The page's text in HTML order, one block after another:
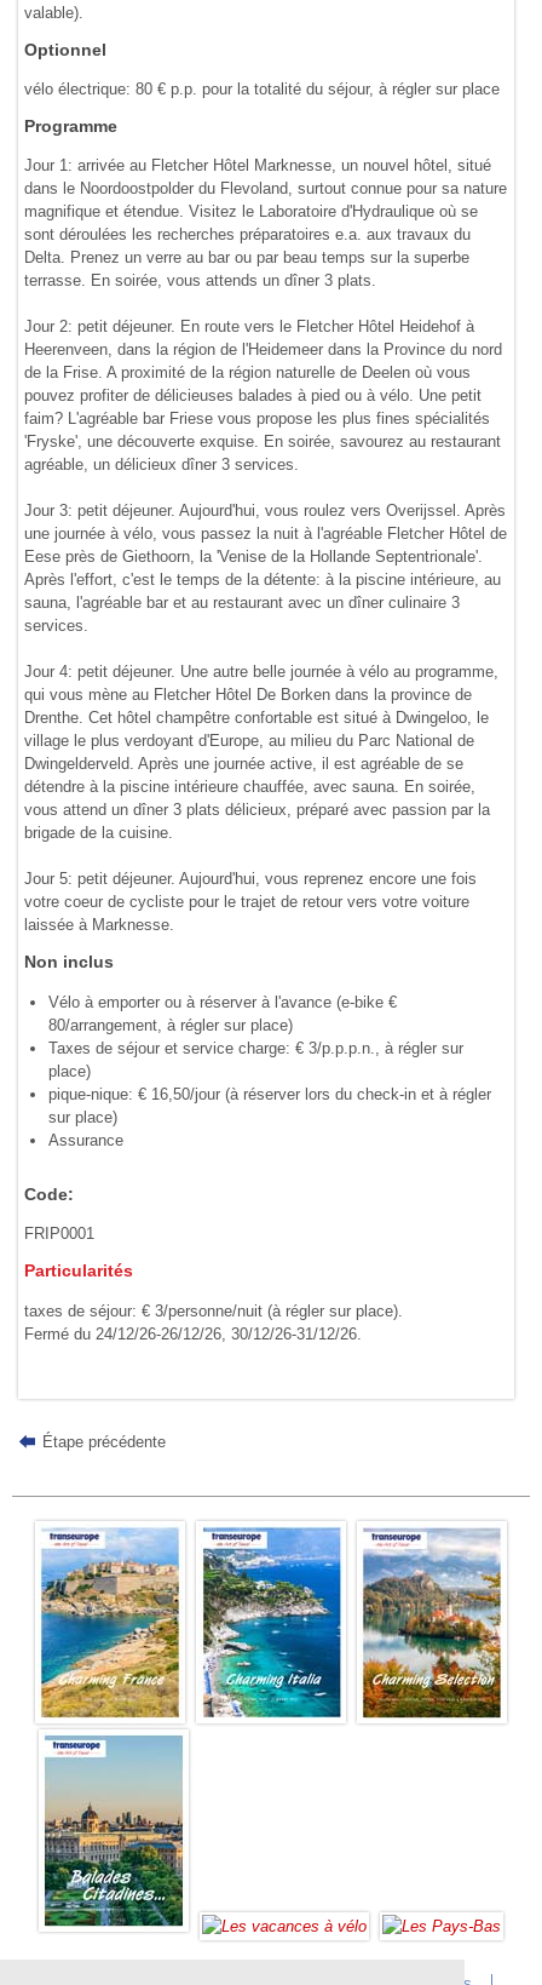
valable).
Optionnel
vélo électrique: 80 € p.p. pour la totalité du séjour, à régler sur place
Programme
Jour 1: arrivée au Fletcher Hôtel Marknesse, un nouvel hôtel, situé
dans le Noordoostpolder du Flevoland, surtout connue pour sa nature
magnifique et étendue. Visitez le Laboratoire d'Hydraulique où se
sont déroulées les recherches préparatoires e.a. aux travaux du
Delta. Prenez un verre au bar ou par beau temps sur la superbe
terrasse. En soirée, vous attends un dîner 3 plats.
Jour 2: petit déjeuner. En route vers le Fletcher Hôtel Heidehof à
Heerenveen, dans la région de l'Heidemeer dans la Province du nord
de la Frise. A proximité de la région naturelle de Deelen où vous
pouvez profiter de délicieuses balades à pied ou à vélo. Une petit
faim? L'agréable bar Friese vous propose les plus fines spécialités
'Fryske', une découverte exquise. En soirée, savourez au restaurant
agréable, un délicieux dîner 3 services.
Jour 3: petit déjeuner. Aujourd'hui, vous roulez vers Overijssel. Après
une journée à vélo, vous passez la nuit à l'agréable Fletcher Hôtel de
Eese près de Giethoorn, la 'Venise de la Hollande Septentrionale'.
Après l'effort, c'est le temps de la détente: à la piscine intérieure, au
sauna, l'agréable bar et au restaurant avec un dîner culinaire 3
services.
Jour 4: petit déjeuner. Une autre belle journée à vélo au programme,
qui vous mène au Fletcher Hôtel De Borken dans la province de
Drenthe. Cet hôtel champêtre confortable est situé à Dwingeloo, le
village le plus verdoyant d'Europe, au milieu du Parc National de
Dwingelderveld. Après une journée active, il est agréable de se
détendre à la piscine intérieure chauffée, avec sauna. En soirée,
vous attend un dîner 3 plats délicieux, préparé avec passion par la
brigade de la cuisine.
Jour 5: petit déjeuner. Aujourd'hui, vous reprenez encore une fois
votre coeur de cycliste pour le trajet de retour vers votre voiture
laissée à Marknesse.
Non inclus
Vélo à emporter ou à réserver à l'avance (e-bike €
80/arrangement, à régler sur place)
Taxes de séjour et service charge: € 3/p.p.p.n., à régler sur
place)
pique-nique: € 16,50/jour (à réserver lors du check-in et à régler
sur place)
Assurance
Code:
FRIP0001
Particularités
taxes de séjour: € 3/personne/nuit (à régler sur place).
Fermé du 24/12/26-26/12/26, 30/12/26-31/12/26.
Étape précédente